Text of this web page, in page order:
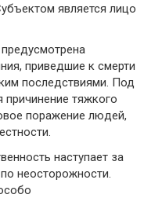
является лицо
приведшие к смерти
последствиями. Под
тяжкого
поражение людей,
наступает за
неосторожности.